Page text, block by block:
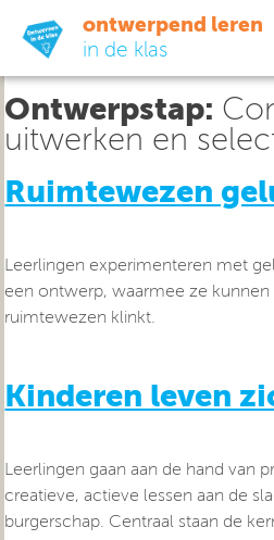
ontwerpend leren
in de klas
ready-to-go
uit de praktijk
Ontwerpstap:
uitwerken en
Ruimtewezen
Leerlingen experimenteren met
een ontwerp, waarmee ze
ruimtewezen klinkt.
Kinderen leven
Leerlingen gaan aan de hand van
creatieve, actieve lessen aan de
burgerschap. Centraal staan de